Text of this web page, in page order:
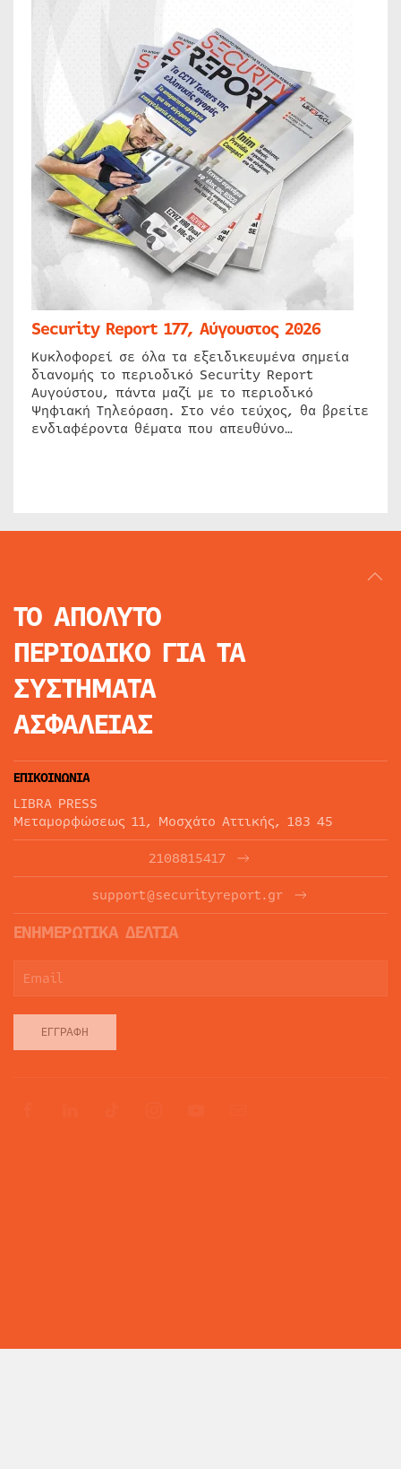
Security Report 177, Αύγουστος 2026
Κυκλοφορεί σε όλα τα εξειδικευμένα σημεία
διανομής το περιοδικό Security Report
Αυγούστου, πάντα μαζί με το περιοδικό
Ψηφιακή Τηλεόραση. Στο νέο τεύχος, θα βρείτε
ενδιαφέροντα θέματα που απευθύνο…
ΤΟ ΑΠΟΛΥΤΟ
ΠΕΡΙΟΔΙΚΟ ΓΙΑ ΤΑ
ΣΥΣΤΗΜΑΤΑ
ΑΣΦΑΛΕΙΑΣ
ΕΠΙΚΟΙΝΩΝΙΑ
LIBRA PRESS
Μεταμορφώσεως 11, Μοσχάτο Αττικής, 183 45
2108815417
support@securityreport.gr
ΕΝΗΜΕΡΩΤΙΚΑ ΔΕΛΤΙΑ
ΕΓΓΡΑΦΉ